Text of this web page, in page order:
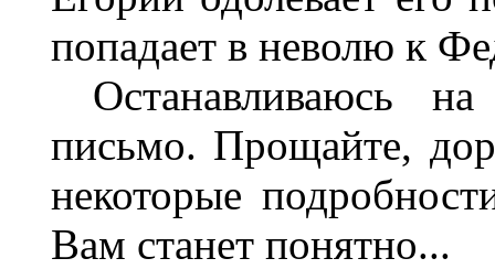
попадает в неволю к
Останавливаюсь
письмо. Прощайте,
некоторые
Вам станет понятно...